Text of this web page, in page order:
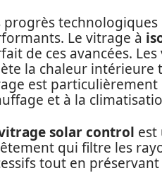
progrès
Le vitrage à
de ces avancées.
la chaleur intérieure
est
et à la
solar control est
qui filtre les
tout en préservant